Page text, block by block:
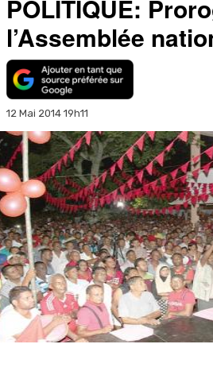
POLITIQUE:
l’Assemblée
12 Mai 2014 19h11